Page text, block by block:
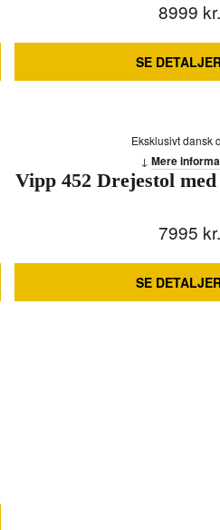
8999 kr.
SE
Eksklusivt dansk
Vipp 452 Drejestol
7995 kr.
SE
Mere